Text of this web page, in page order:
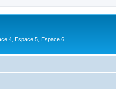
4, Espace 5, Espace 6